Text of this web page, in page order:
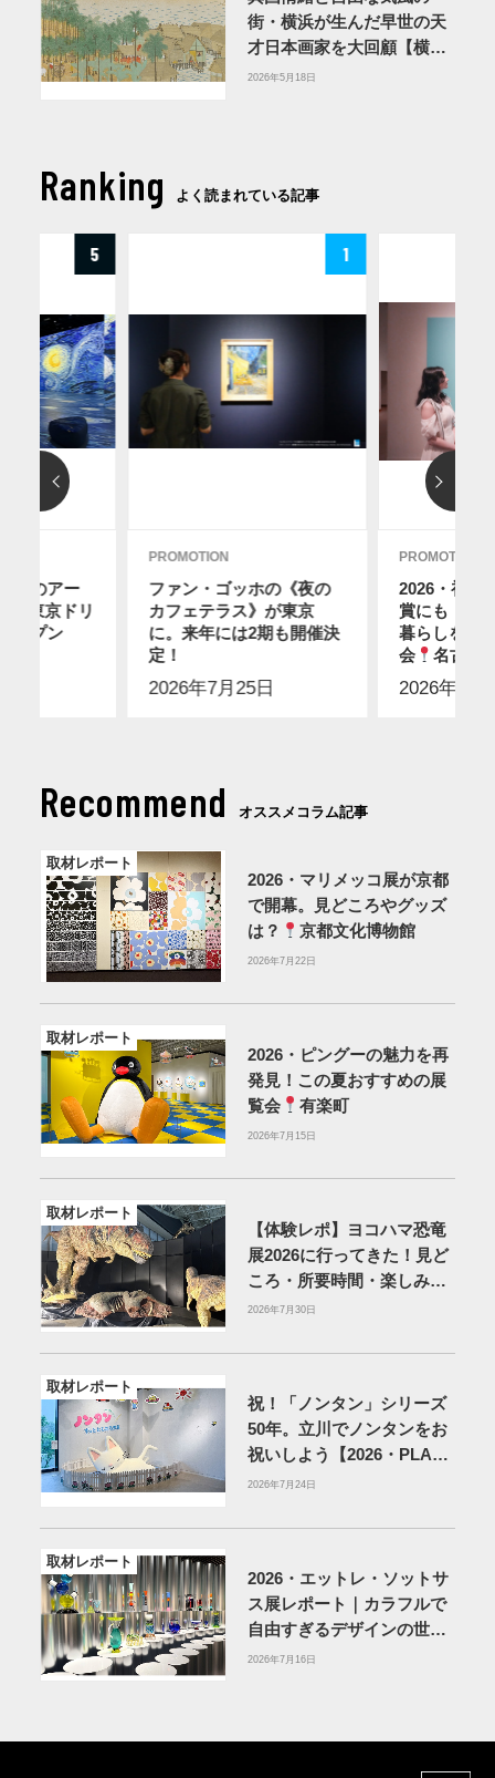
街・横浜が生んだ早世の天
才日本画家を大回顧【横浜
美術館】
2026年5月18日
Ranking よく読まれている記事
5
ィのアー
に東京ドリ
ープン
1
PROMOTION
ファン・ゴッホの《夜の
カフェテラス》が東京
に。来年には2期も開催決
定！
2026年7月25日
PROMOTION
2026・初め
賞にも！ス
暮らしを感
会
名古屋
2026年7月
Recommend オススメコラム記事
取材レポート
2026・マリメッコ展が京都
で開幕。見どころやグッズ
は？
京都文化博物館
2026年7月22日
取材レポート
2026・ピングーの魅力を再
発見！この夏おすすめの展
覧会
有楽町
2026年7月15日
取材レポート
【体験レポ】ヨコハマ恐竜
展2026に行ってきた！見ど
ころ・所要時間・楽しみ方
を紹介
2026年7月30日
取材レポート
祝！「ノンタン」シリーズ
50年。立川でノンタンをお
祝いしよう【2026・PLAY!
MUSEUM】
2026年7月24日
取材レポート
2026・エットレ・ソットサ
ス展レポート｜カラフルで
自由すぎるデザインの世界
を体験
2026年7月16日